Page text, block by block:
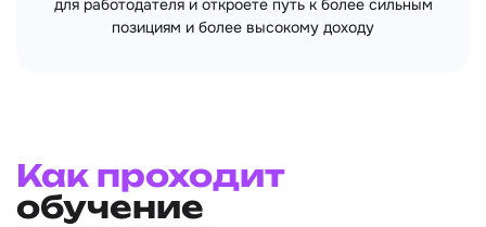
для работодателя и откроете путь к более сильным
позициям и более высокому доходу
Как проходит
обучение